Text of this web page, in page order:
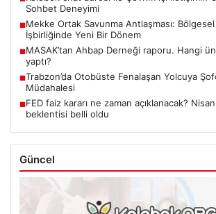
Sohbet Deneyimi
■Mekke Ortak Savunma Antlaşması:
İşbirliğinde Yeni Bir Dönem
■MASAK’tan Ahbap Derneği raporu. Hangi
yaptı?
■Trabzon’da Otobüste Fenalaşan Yolcuya
Müdahalesi
■FED faiz kararı ne zaman açıklanacak?
beklentisi belli oldu
Güncel